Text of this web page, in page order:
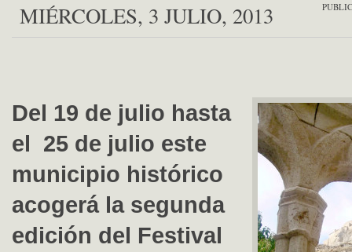
MIÉRCOLES, 3 JULIO, 2013
Del 19 de julio hasta
el 25 de julio este
municipio histórico
acogerá la segunda
edición del Festival